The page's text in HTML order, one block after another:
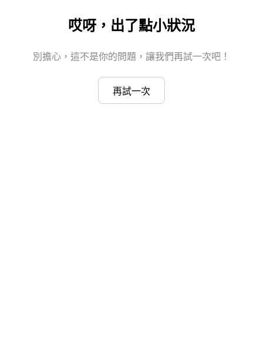
哎呀，出了點小狀況
別擔心，這不是你的問題，讓我們再試一次吧！
再試一次